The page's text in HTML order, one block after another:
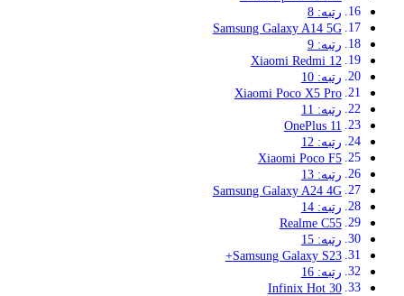
رتبه: 8
Samsung Galaxy A14 5G
رتبه: 9
Xiaomi Redmi 12
رتبه: 10
Xiaomi Poco X5 Pro
رتبه: 11
OnePlus 11
رتبه: 12
Xiaomi Poco F5
رتبه: 13
Samsung Galaxy A24 4G
رتبه: 14
Realme C55
رتبه: 15
Samsung Galaxy S23+
رتبه: 16
Infinix Hot 30